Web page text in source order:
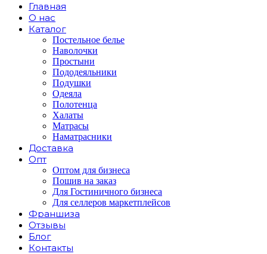
Главная
О нас
Каталог
Постельное белье
Наволочки
Простыни
Пододеяльники
Подушки
Одеяла
Полотенца
Халаты
Матрасы
Наматрасники
Доставка
Опт
Оптом для бизнеса
Пошив на заказ
Для Гостиничного бизнеса
Для селлеров маркетплейсов
Франшиза
Отзывы
Блог
Контакты